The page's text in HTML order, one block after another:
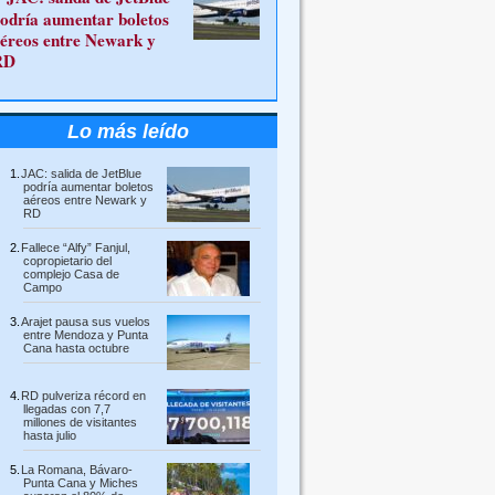
aumentar boletos
entre Newark y
Lo más leído
JAC: salida de JetBlue
podría aumentar boletos
aéreos entre Newark y
RD
Fallece “Alfy” Fanjul,
copropietario del
complejo Casa de
Campo
Arajet pausa sus vuelos
entre Mendoza y Punta
Cana hasta octubre
RD pulveriza récord en
llegadas con 7,7
millones de visitantes
hasta julio
La Romana, Bávaro-
Punta Cana y Miches